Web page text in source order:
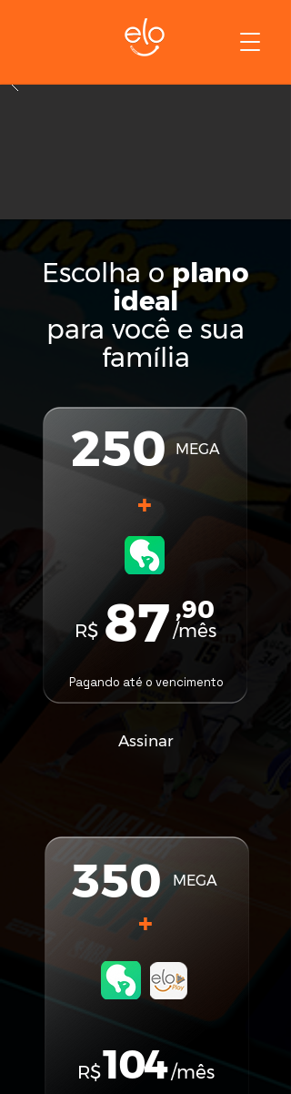
Escolha o plano
ideal
para você e sua
família
250
+
MEGA
R$ 87 ,90
/mês
Pagando até o vencimento
Assinar
350
R$104/mês
+
MEGA